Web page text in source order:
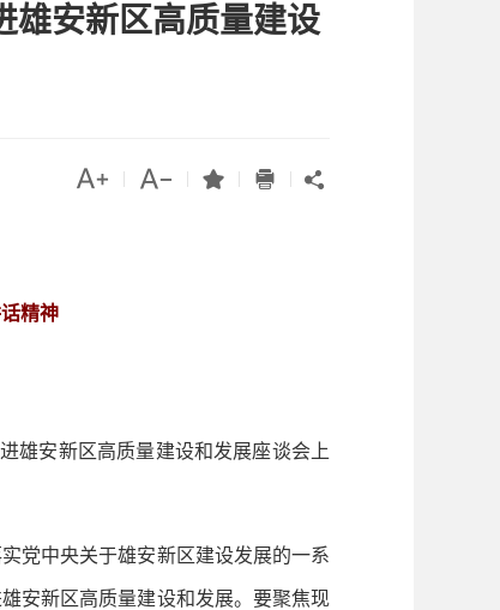
雄安新区高质量建设
    
精神
雄安新区高质量建设和发展座谈会上
党中央关于雄安新区建设发展的一系
安新区高质量建设和发展。要聚焦现